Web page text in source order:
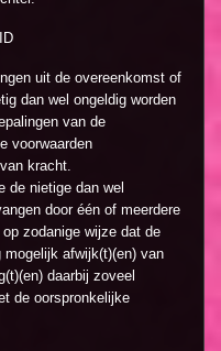
uit de overeenkomst of
dan wel ongeldig worden
van de
voorwaarden
kracht.
de nietige dan wel
door één of meerdere
zodanige wijze dat de
mogelijk afwijk(t)(en) van
daarbij zoveel
de oorspronkelijke